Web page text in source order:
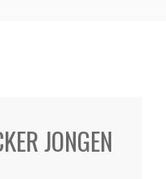
JONGEN